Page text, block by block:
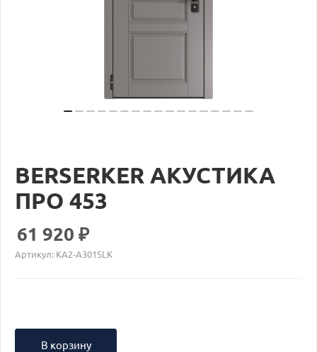
BERSERKER АКУСТИКА
ПРО 453
61 920 ₽
Артикул: KA2-A301SLK
В корзину